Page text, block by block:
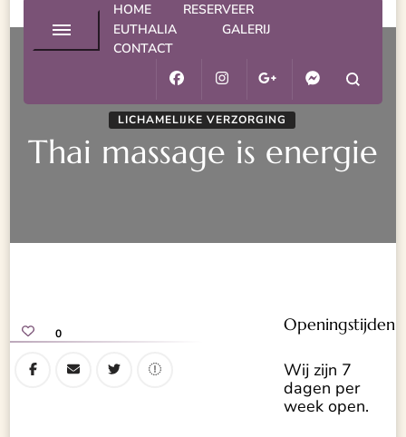
HOME
RESERVEER
EUTHALIA
GALERIJ
CONTACT
LICHAMELIJKE VERZORGING
Thai massage is energie
0 Openingstijden
Wij zijn 7
dagen per
week open.